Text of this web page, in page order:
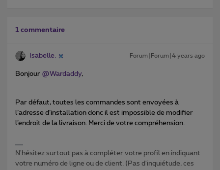
1 commentaire
Isabelle. Forum|Forum|4 years ago
Bonjour @Wardaddy,
Par défaut, toutes les commandes sont envoyées à
l’adresse d’installation donc il est impossible de modifier
l’endroit de la livraison. Merci de votre compréhension.
N'hésitez surtout pas à compléter votre profil en indiquant
votre numéro de ligne ou de client. (Pas d'inquiétude, ces